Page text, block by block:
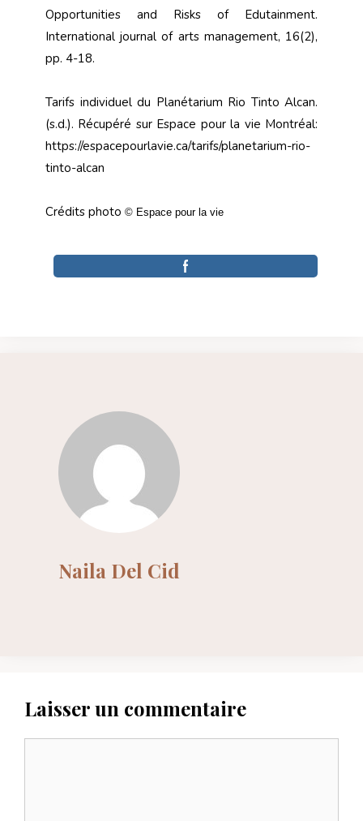
Opportunities and Risks of Edutainment.
International journal of arts management, 16(2),
pp. 4-18.
Tarifs individuel du Planétarium Rio Tinto Alcan.
(s.d.). Récupéré sur Espace pour la vie Montréal:
https://espacepourlavie.ca/tarifs/planetarium-rio-
tinto-alcan
Crédits photo © Espace pour la vie
Naila Del Cid
Laisser un commentaire